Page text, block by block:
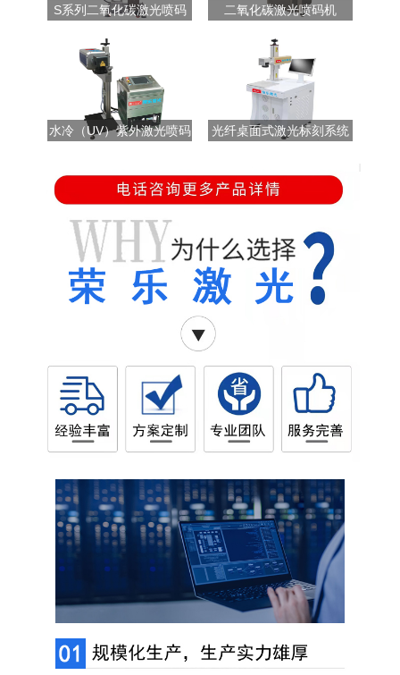
S系列二氧化碳激光喷码
二氧化碳激光喷码机
水冷（UV）紫外激光喷码
光纤桌面式激光标刻系统